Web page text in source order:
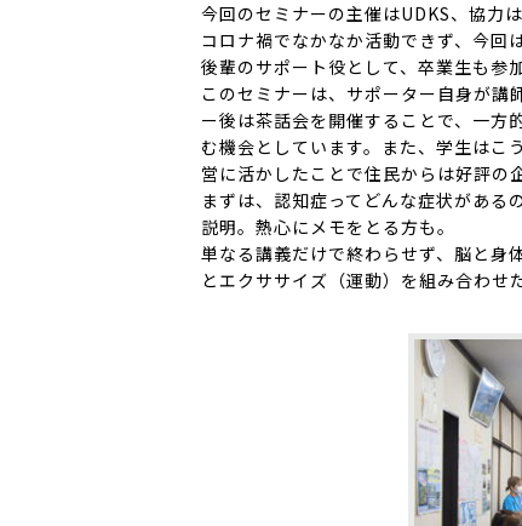
今回のセミナーの主催はUDKS、協力
コロナ禍でなかなか活動できず、今回
後輩のサポート役として、卒業生も参加
このセミナーは、サポーター自身が講
ー後は茶話会を開催することで、一方
む機会としています。また、学生はこ
営に活かしたことで住民からは好評の
まずは、認知症ってどんな症状がある
説明。熱心にメモをとる方も。
単なる講義だけで終わらせず、脳と身
とエクササイズ（運動）を組み合わせ